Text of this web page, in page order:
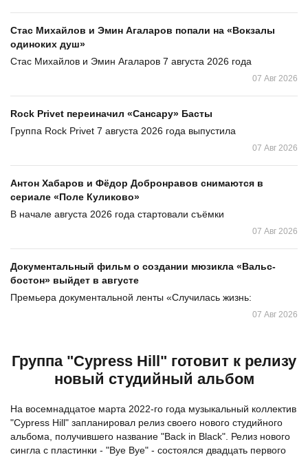
Стас Михайлов и Эмин Агаларов попали на «Вокзалы
одиноких душ»
Стас Михайлов и Эмин Агаларов 7 августа 2026 года
07 Авг 2026
Rock Privet переиначил «Сансару» Басты
Группа Rock Privet 7 августа 2026 года выпустила
07 Авг 2026
Антон Хабаров и Фёдор Добронравов снимаются в
сериале «Поле Куликово»
В начале августа 2026 года стартовали съёмки
07 Авг 2026
Документальный фильм о создании мюзикла «Вальс-
бостон» выйдет в августе
Премьера документальной ленты «Случилась жизнь:
07 Авг 2026
Группа "Cypress Hill" готовит к релизу
новый студийный альбом
На восемнадцатое марта 2022-го года музыкальный коллектив
"Cypress Hill" запланировал релиз своего нового студийного
альбома, получившего название "Back in Black". Релиз нового
сингла с пластинки - "Bye Bye" - состоялся двадцать первого